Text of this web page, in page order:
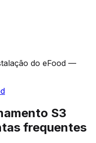
do eFood —
S3
frequentes